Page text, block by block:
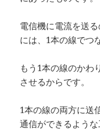
電信機に電流を送
には、1本の線でつ
もう1本の線のかわ
させるからです。
1本の線の両方に送
通信ができるような